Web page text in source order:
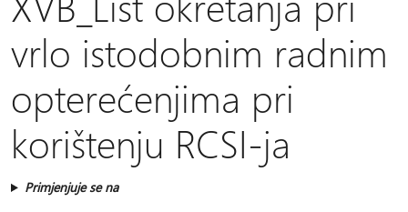
vrlo istodobnim radnim
opterećenjima pri
korištenju RCSI-ja
Primjenjuje se na